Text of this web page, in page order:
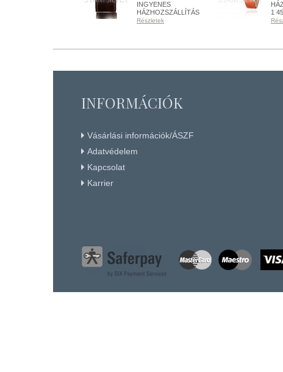
INGYENES
HÁZHOZSZÁLLÍTÁS
Részletek
1
INFORMÁCIÓK
Vásárlási információk/ÁSZF
Adatvédelem
Kapcsolat
Karrier